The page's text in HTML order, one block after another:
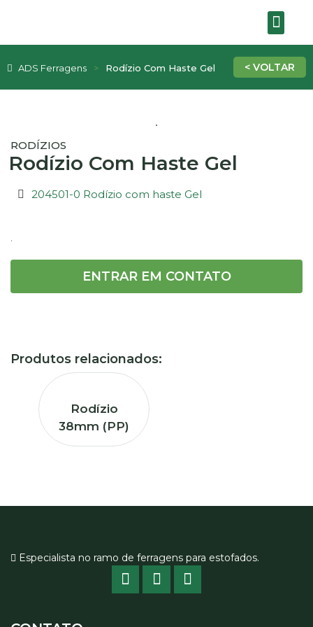
ADS Ferragens Rodízio Com Haste Gel
RODÍZIOS
Rodízio Com Haste Gel
204501-0 Rodízio com haste Gel
.
ENTRAR EM CONTATO
Produtos relacionados:
Rodízio
38mm (PP)
Especialista no ramo de ferragens para estofados.